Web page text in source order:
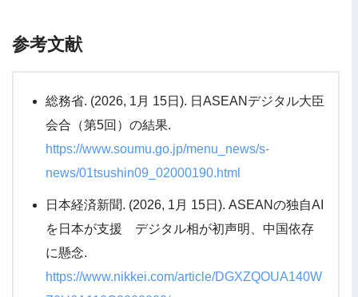
参考文献
総務省. (2026, 1月 15日). 日ASEANデジタル大臣
会合（第5回）の結果.
https://www.soumu.go.jp/menu_news/s-
news/01tsushin09_02000190.html
日本経済新聞. (2026, 1月 15日). ASEANの独自AI
を日本が支援 デジタル相が初声明、中国依存
に懸念.
https://www.nikkei.com/article/DGXZQOUA140W